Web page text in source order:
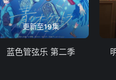
更新至19集
蓝色管弦乐 第二季